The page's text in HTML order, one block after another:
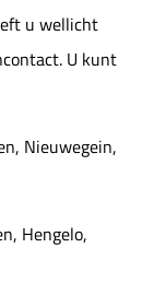
u wellicht
U kunt
Nieuwegein,
Hengelo,